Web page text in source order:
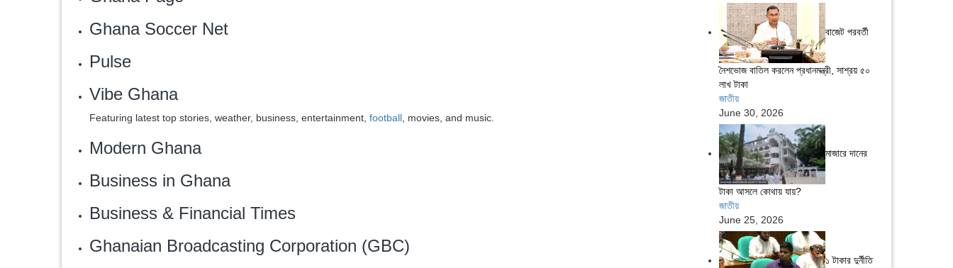
Ghana Soccer Net
Pulse‎
Vibe Ghana
Featuring latest top stories, weather, business, entertainment, football , movies, and music.
Modern Ghana
Business in Ghana
Business & Financial Times
Ghanaian Broadcasting Corporation (GBC)
বাজেট পরবর্তী
নৈশভোজ বাতিল করলেন প্রধানমন্ত্রী, সাশ্রয় ৫০
লাখ টাকা
জাতীয়
June 30, 2026
মাজারে দানের
টাকা আসলে কোথায় যায়?
জাতীয়
June 25, 2026
১ টাকার দুর্নীতি